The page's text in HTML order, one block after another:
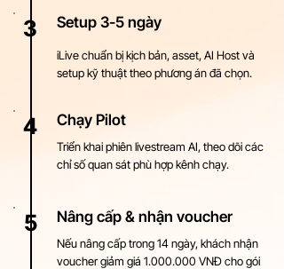
3
4
5
Setup 3-5 ngày
iLive chuẩn bị kịch bản, asset, AI Host và
setup kỹ thuật theo phương án đã chọn.
Chạy Pilot
Triển khai phiên livestream AI, theo dõi các
chỉ số quan sát phù hợp kênh chạy.
Nâng cấp & nhận voucher
Nếu nâng cấp trong 14 ngày, khách nhận
voucher giảm giá 1.000.000 VNĐ cho gói